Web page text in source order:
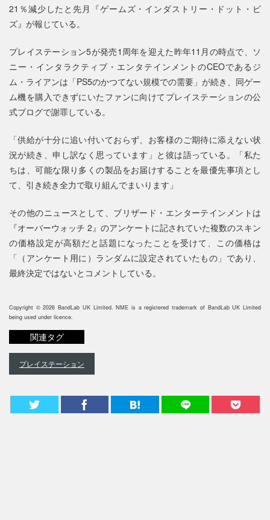
21％減少したと先月『ゲームズ・インダストリー・ドット・ビ
ズ』が報じている。
プレイステーション5が発売1周年を迎えた昨年11月の時点で、ソ
ニー・インタラクティブ・エンタテインメントのCEOであるジ
ム・ライアンは「PS5のかつてない規模での需要」が続き、同ゲー
ム機を購入できずにいたファンに向けてプレイステーションの公
式ブログで謝罪している。
「供給が十分に追い付いておらず、お客様のご期待に添えない状
況が続き、申し訳なく思っています」と彼は語っている。「私た
ちは、可能な限り多くの製品をお届けすることを最優先事項とし
て、引き続き全力で取り組んでまいります」
その他のニュースとして、ブリザード・エンターテインメントは
『オーバーウォッチ 2』のアンケートに記されていた複数のスキン
の価格設定が高額だと話題になったことを受けて、この価格は
「（アンケート用に）ランダムに設定されていたもの」であり、
最終決定ではないとコメントしている。
Copyright © 2026 BandLab UK Limited. NME is a registered trademark of BandLab UK Limited
being used under licence.
関連タグ
プレイステーション